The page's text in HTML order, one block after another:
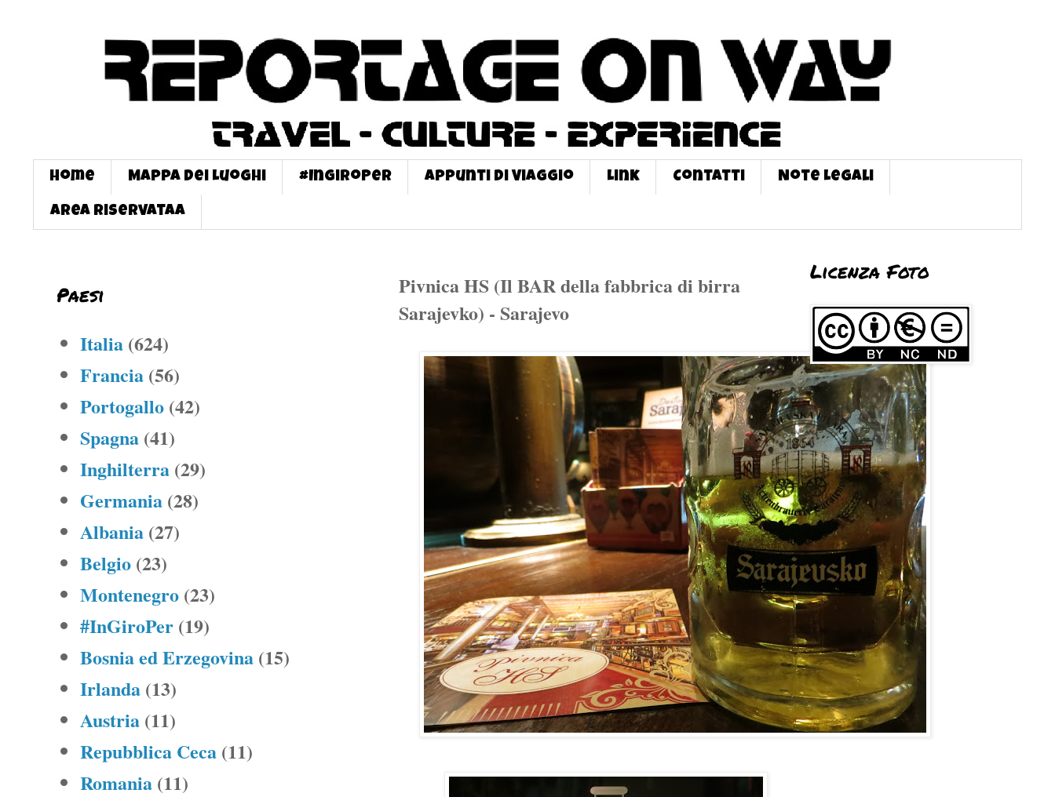
Home Mappa dei Luoghi #InGiroPer Appunti di Viaggio Link Contatti Note Legali
Area Riservataa
Pivnica HS (Il BAR della fabbrica di birra
Sarajevko) - Sarajevo
Paesi
Italia (624)
Francia (56)
Portogallo (42)
Spagna (41)
Inghilterra (29)
Germania (28)
Albania (27)
Belgio (23)
Montenegro (23)
#InGiroPer (19)
Bosnia ed Erzegovina (15)
Irlanda (13)
Austria (11)
Repubblica Ceca (11)
Romania (11)
Licenza Foto